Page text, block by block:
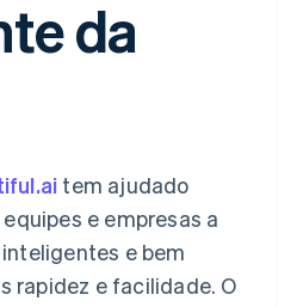
dos valores
de IA
de criadores
assinaturas
cobrança por
por
ação do
a equipe de
da
tem ajudado
e empresas a
e bem
rapidez e facilidade. O